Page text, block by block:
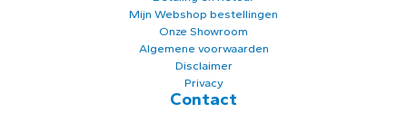
Mijn Webshop bestellingen
Onze Showroom
Algemene voorwaarden
Disclaimer
Privacy
Contact